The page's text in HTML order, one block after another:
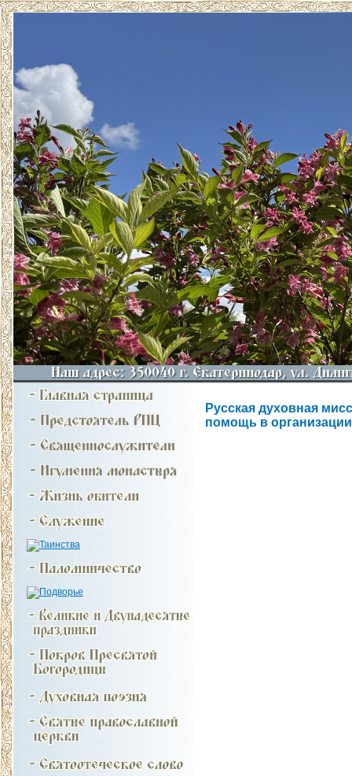
Русская духовная
помощь в